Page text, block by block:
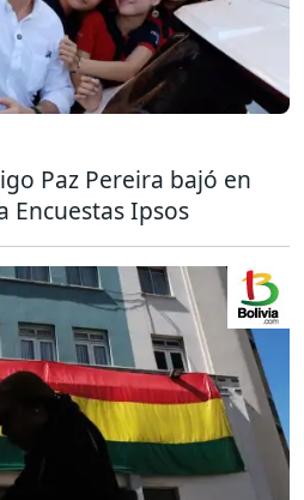
Paz Pereira bajó en
Encuestas Ipsos